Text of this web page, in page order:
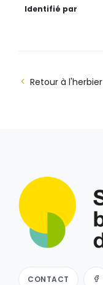
Identifié par
Retour à l'herbier
CONTACT